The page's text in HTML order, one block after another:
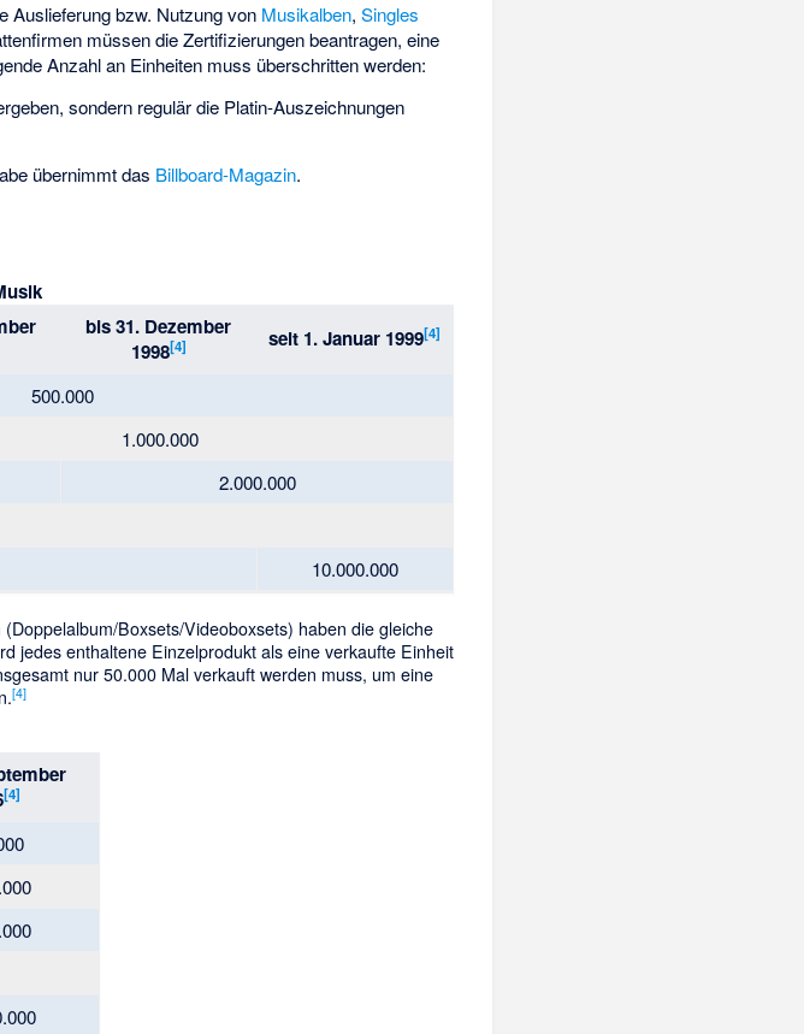
Auslieferung bzw. Nutzung von Musikalben,Singles
müssen die Zertifizierungen beantragen, eine
Anzahl an Einheiten muss überschritten werden:
sondern regulär die Platin-Auszeichnungen
übernimmt das Billboard-Magazin.
bis 31. Dezember
1998[4] seit 1. Januar 1999[4]
500.000
1.000.000
2.000.000
10.000.000
Boxsets/Videoboxsets) haben die gleiche
jedes enthaltene Einzelprodukt als eine verkaufte Einheit
nur 50.000 Mal verkauft werden muss, um eine
[4]
[4]